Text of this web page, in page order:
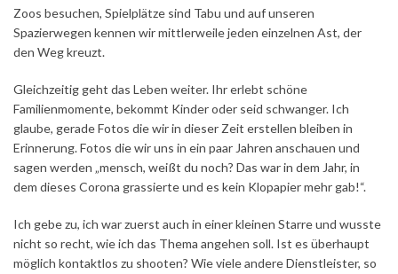
Zoos besuchen, Spielplätze sind Tabu und auf unseren
Spazierwegen kennen wir mittlerweile jeden einzelnen Ast, der
den Weg kreuzt.
Gleichzeitig geht das Leben weiter. Ihr erlebt schöne
Familienmomente, bekommt Kinder oder seid schwanger. Ich
glaube, gerade Fotos die wir in dieser Zeit erstellen bleiben in
Erinnerung. Fotos die wir uns in ein paar Jahren anschauen und
sagen werden „mensch, weißt du noch? Das war in dem Jahr, in
dem dieses Corona grassierte und es kein Klopapier mehr gab!“.
Ich gebe zu, ich war zuerst auch in einer kleinen Starre und wusste
nicht so recht, wie ich das Thema angehen soll. Ist es überhaupt
möglich kontaktlos zu shooten? Wie viele andere Dienstleister, so